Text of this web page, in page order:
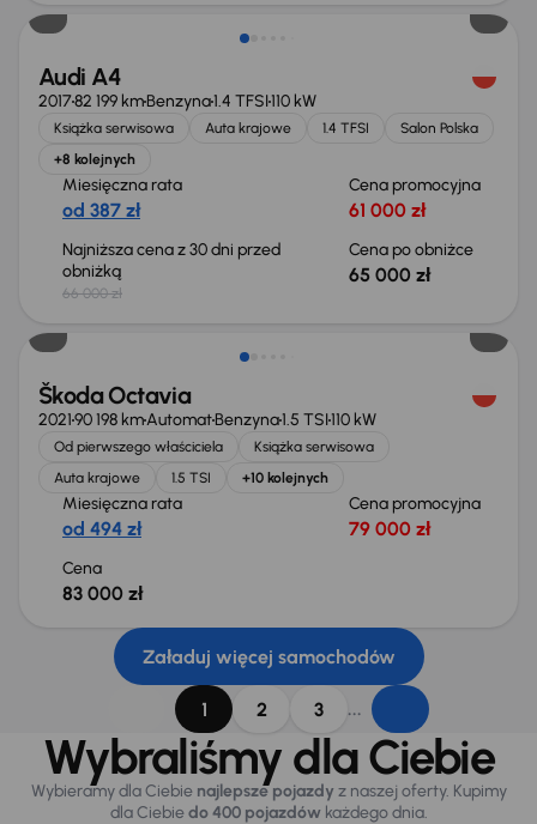
Audi A4
201782 199 kmBenzyna1.4 TFSI110 kW
Książka serwisowa Auta krajowe 1.4 TFSI
Salon Polska
+8 kolejnych
Miesięczna rata
od 387 zł
Cena promocyjna
61 000 zł
Najniższa cena z 30 dni przed
obniżką
66 000 zł
Cena po obniżce
65 000 zł
Świeżo skupione
Škoda Octavia
202190 198 kmAutomatBenzyna1.5 TSI110 kW
Od pierwszego właściciela
Książka serwisowa
Auta krajowe
1.5 TSI +10 kolejnych
Miesięczna rata
od 494 zł
Cena promocyjna
79 000 zł
Cena
83 000 zł
Załaduj więcej samochodów
1 2 3 ...
Wybraliśmy dla Ciebie
Wybieramy dla Ciebie najlepsze pojazdy z naszej oferty. Kupimy
dla Ciebiedo 400 pojazdówkażdego dnia.